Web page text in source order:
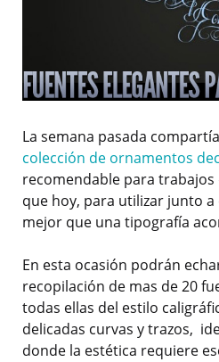
La semana pasada
colección de ornamentos
recomendable para trabajos
que hoy, para utilizar junto a
mejor que una tipografía
En esta ocasión podrán
recopilación de mas de 20
todas ellas del estilo
delicadas curvas y trazos,
donde la estética requiere